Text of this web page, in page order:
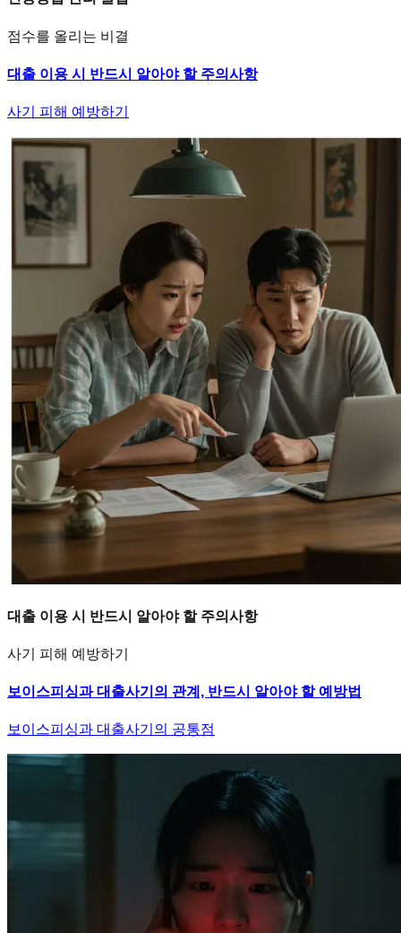
점수를 올리는 비결
대출 이용 시 반드시 알아야 할 주의사항
사기 피해 예방하기
대출 이용 시 반드시 알아야 할 주의사항
사기 피해 예방하기
보이스피싱과 대출사기의 관계, 반드시 알아야 할 예방법
보이스피싱과 대출사기의 공통점